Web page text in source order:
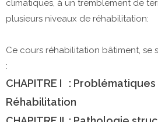
climatiques, à un tremblement de
plusieurs niveaux de réhabilitation:
Ce cours réhabilitation bâtiment, se
:
CHAPITRE I :
Réhabilitation